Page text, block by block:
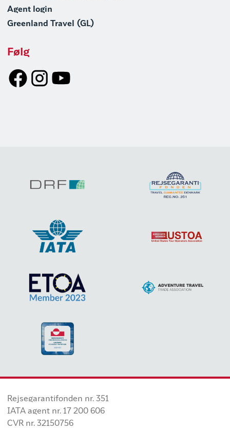
Agent login
Greenland Travel (GL)
Følg
Rejsegarantifonden nr. 351
IATA agent nr. 17 200 606
CVR nr. 32150756